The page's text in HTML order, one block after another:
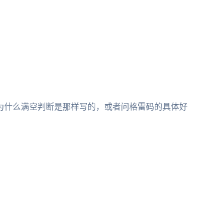
么满空判断是那样写的，或者问格雷码的具体好